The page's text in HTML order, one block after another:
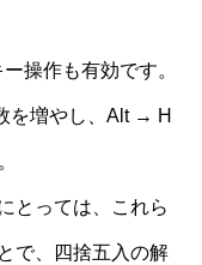
操作も有効です。
を増やし、Alt → H
とっては、これら
で、四捨五入の解